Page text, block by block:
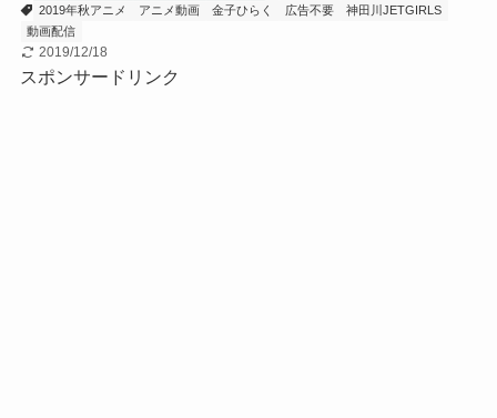
2019年秋アニメ
アニメ動画 金子ひらく 広告不要
神田川JETGIRLS
動画配信
2019/12/18
スポンサードリンク